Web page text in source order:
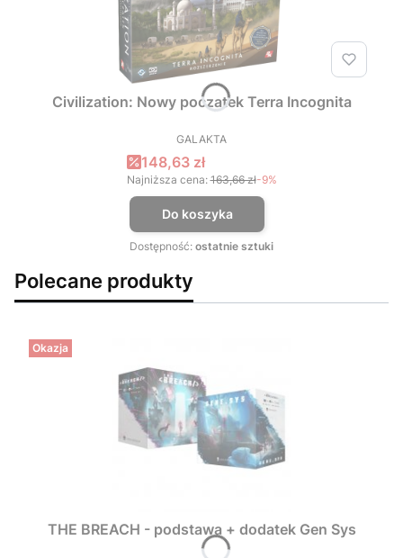
Civilization: Nowy poczatek Terra Incognita
PRODUCENT
GALAKTA
Cena promocyjna
148,63 zł
Najniższa cena: 163,66 zł-9%
Do koszyka
Dostępność: ostatnie sztuki
Polecane produkty
Okazja
THE BREACH - podstawa + dodatek Gen Sys